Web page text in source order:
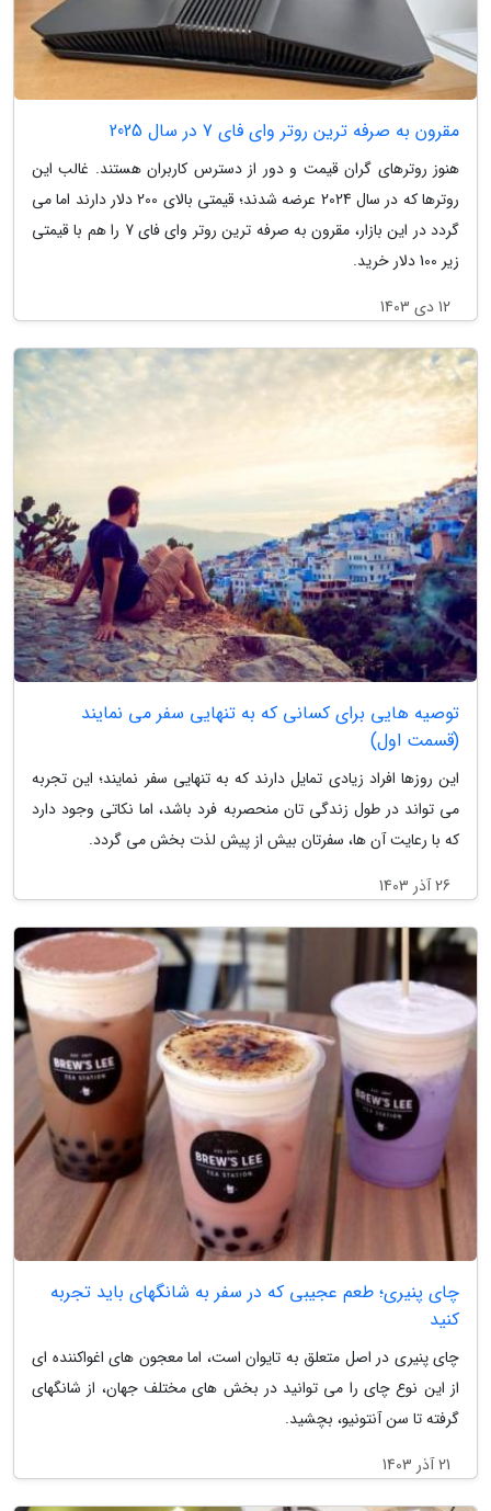
مقرون به صرفه ترین روتر وای فای 7 در سال 2025
هنوز روترهای گران قیمت و دور از دسترس کاربران هستند. غالب این
روترها که در سال 2024 عرضه شدند؛ قیمتی بالای 200 دلار دارند اما می
گردد در این بازار، مقرون به صرفه ترین روتر وای فای 7 را هم با قیمتی
زیر 100 دلار خرید.
12 دی 1403
توصیه هایی برای کسانی که به تنهایی سفر می نمایند
(قسمت اول)
این روزها افراد زیادی تمایل دارند که به تنهایی سفر نمایند؛ این تجربه
می تواند در طول زندگی تان منحصربه فرد باشد، اما نکاتی وجود دارد
که با رعایت آن ها، سفرتان بیش از پیش لذت بخش می گردد.
26 آذر 1403
چای پنیری؛ طعم عجیبی که در سفر به شانگهای باید تجربه
کنید
چای پنیری در اصل متعلق به تایوان است، اما معجون های اغواکننده ای
از این نوع چای را می توانید در بخش های مختلف جهان، از شانگهای
گرفته تا سن آنتونیو، بچشید.
21 آذر 1403